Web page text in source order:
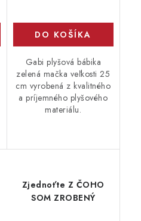
DO KOŠÍKA
Gabi plyšová bábika
zelená mačka veľkosti 25
cm vyrobená z kvalitného
a príjemného plyšového
materiálu.
Zjednoťte Z ČOHO
SOM ZROBENÝ